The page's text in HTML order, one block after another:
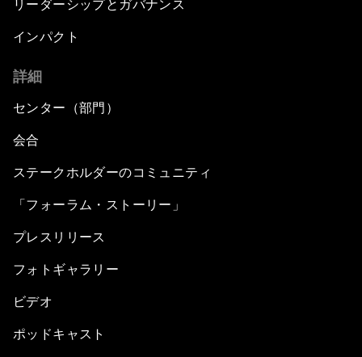
Welcoming Remarks and Special Address
Opening Plenary with Xi Jinping, President of
What Is it to Be Human in the Fourth Industrial
An Insight, An Idea with Matt Damon and Gary
Outlook for the United States
Advancing the Sustainable Development
Agenda
リーダーシップとガバナンス
インパクト
詳細
センター（部門）
会合
ステークホルダーのコミュニティ
「フォーラム・ストーリー」
プレスリリース
フォトギャラリー
ビデオ
ポッドキャスト